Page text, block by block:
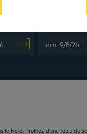
Nord. Profitez d'une foule de